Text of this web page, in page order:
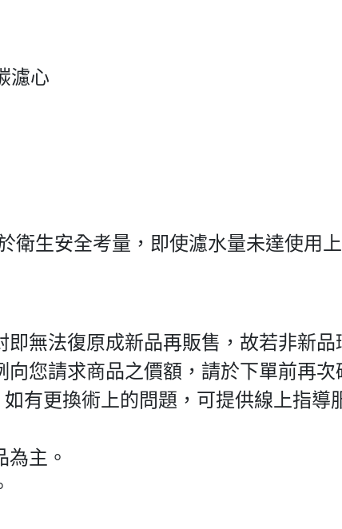
濾心
衛生安全考量，即使濾水量未達使用
無法復原成新品再販售，故若非新
您請求商品之價額，請於下單前再次
有更換術上的問題，可提供線上指導
主。